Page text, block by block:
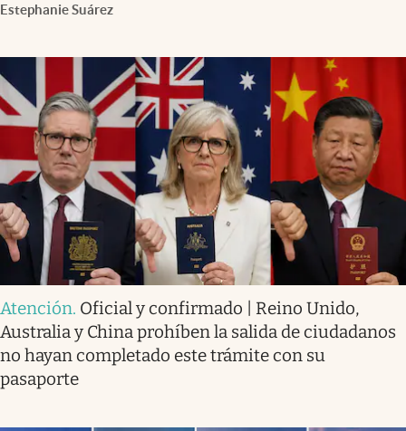
Estephanie Suárez
Atención. Oficial y confirmado | Reino Unido,
Australia y China prohíben la salida de ciudadanos
no hayan completado este trámite con su
pasaporte